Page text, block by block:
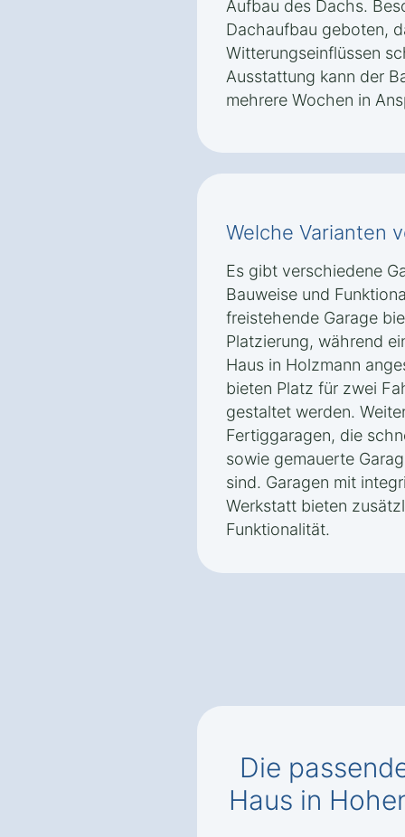
Aufbau des Dachs.
Dachaufbau geboten,
Witterungseinflüssen
Ausstattung kann der
mehrere Wochen in
Welche Varianten
Es gibt verschiedene
Bauweise und
freistehende Garage
Platzierung, während
Haus in Holzmann
bieten Platz für zwei
gestaltet werden.
Fertiggaragen, die
sowie gemauerte
sind. Garagen mit
Werkstatt bieten
Funktionalität.
Die
Haus in